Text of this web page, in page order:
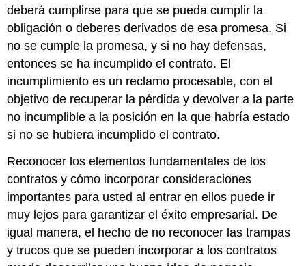
deberá cumplirse para que se pueda cumplir la
obligación o deberes derivados de esa promesa. Si
no se cumple la promesa, y si no hay defensas,
entonces se ha incumplido el contrato. El
incumplimiento es un reclamo procesable, con el
objetivo de recuperar la pérdida y devolver a la parte
no incumplible a la posición en la que habría estado
si no se hubiera incumplido el contrato.
Reconocer los elementos fundamentales de los
contratos y cómo incorporar consideraciones
importantes para usted al entrar en ellos puede ir
muy lejos para garantizar el éxito empresarial. De
igual manera, el hecho de no reconocer las trampas
y trucos que se pueden incorporar a los contratos